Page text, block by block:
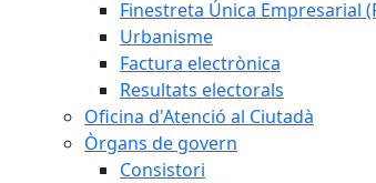
Finestreta Única Empresarial
Urbanisme
Factura electrònica
Resultats electorals
Oficina d'Atenció al Ciutadà
Òrgans de govern
Consistori